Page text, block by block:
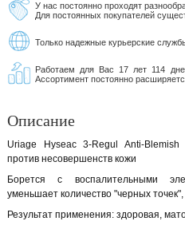
У нас постоянно проходят
Для постоянных покупателей
Только надежные курьерские
Работаем для Вас 17 лет 114
Ассортимент постоянно
Описание
Uriage Hyseac 3-Regul Anti-
против несовершенств кожи
Борется с воспалительными
уменьшает количество "черных
Результат применения: здоровая,